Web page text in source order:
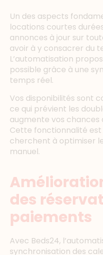
Un des aspects
locations courtes
annonces à jour sur
avoir à y consacrer du
L’automatisation
possible grâce à une
temps réel.
Vos disponibilités sont
ce qui prévient les
augmente vos
Cette fonctionnalité est
cherchent à optimiser
manuel.
des
paiements
Avec Beds24,
synchronisation des